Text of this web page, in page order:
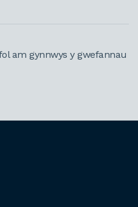
am gynnwys y gwefannau